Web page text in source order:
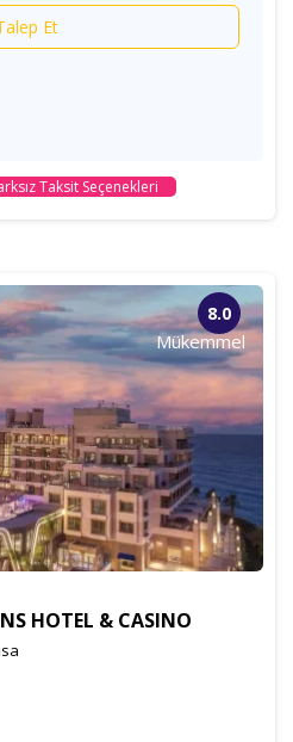
Et
Taksit Seçenekleri
8.0
Mükemmel
HOTEL & CASINO